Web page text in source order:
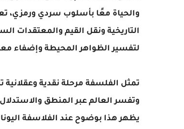
والحياة معًا بأسلوب سردي ورمزي،
التاريخية ونقل القيم والمعتقدات
لتفسير الظواهر المحيطة وإضفاء
تمثل الفلسفة مرحلة نقدية
وتفسر العالم عبر المنطق
يظهر هذا بوضوح عند الفلاسفة